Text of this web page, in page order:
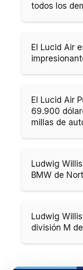
todos los
El Lucid Air
El Lucid Air
69.900
millas de
Ludwig
BMW de
Ludwig
división M